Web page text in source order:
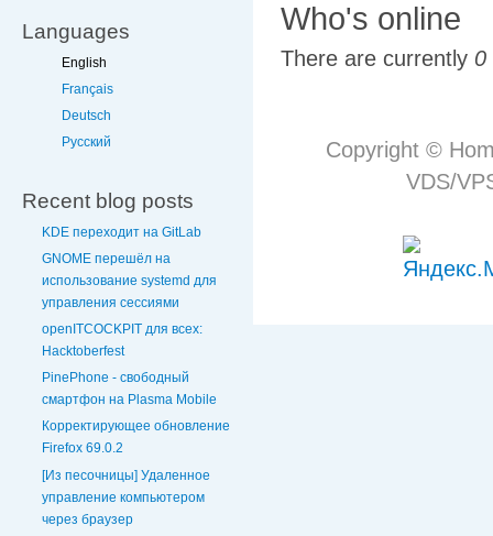
Languages
English
Français
Deutsch
Русский
Recent blog posts
KDE переходит на GitLab
GNOME перешёл на
использование systemd для
управления сессиями
openITCOCKPIT для всех:
Hacktoberfest
PinePhone - свободный
смартфон на Plasma Mobile
Корректирующее обновление
Firefox 69.0.2
[Из песочницы] Удаленное
управление компьютером
через браузер
Who's online
There are currently 0
Copyright ©
VDS/